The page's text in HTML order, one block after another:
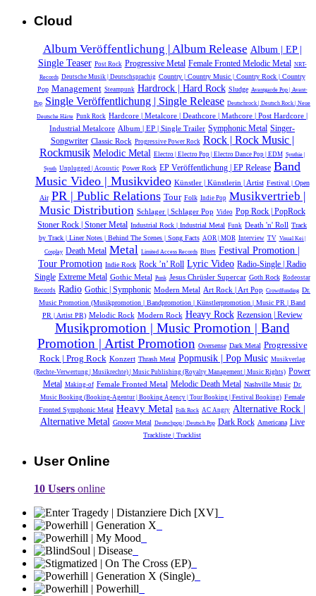
Cloud
Album Veröffentlichung | Album Release Album | EP |
Single Teaser Post Rock Progressive Metal Female Fronted Melodic Metal NRT-
Records Deutsche Musik |‎ Deutschsprachig Country | Country Music | Country Rock | Country
Pop Management Steampunk Hardrock | Hard Rock Sludge Avantgarde Pop | Avant-
Pop Single Veröffentlichung | Single Release Deutschrock | Deutsch Rock | Neue
Deutsche Härte Punk Rock Hardcore | Metalcore | Deathcore | Mathcore | Post Hardcore |
Industrial Metalcore Album | EP | Single Trailer Symphonic Metal Singer-
Songwriter Classic Rock Progressive Power Rock Rock | Rock Music |
Rockmusik Melodic Metal Electro | Electro Pop | Electro Dance Pop | EDM Synthie |
Synth Unplugged | Acoustic Power Rock EP Veröffentlichung | EP Release Band
Music Video | Musikvideo Künstler | Künstlerin | Artist Festival | Open
Air PR | Public Relations Tour Folk Indie Pop Musikvertrieb |
Music Distribution Schlager | Schlager Pop Video Pop Rock | PopRock
Stoner Rock | Stoner Metal Industrial Rock | Industrial Metal Funk Death 'n' Roll Track
by Track | Liner Notes | Behind The Scenes | Song Facts AOR | MOR Interview TV Visual Kei |
Cosplay Death Metal Metal Limited Access Records Blues Festival Promotion |
Tour Promotion Indie Rock Rock ’n’ Roll Lyric Video Radio-Single | Radio
Single Extreme Metal Gothic Metal Punk Jesus Chrüsler Supercar Goth Rock Rodeostar
Records Radio Gothic | Symphonic Modern Metal Art Rock | Art Pop Crowdfunding Dr.
Music Promotion (Musikpromotion | Bandpromotion | Künstlerpromotion | Music PR | Band
PR | Artist PR) Melodic Rock Modern Rock Heavy Rock Rezension | Review
Musikpromotion | Music Promotion | Band
Promotion | Artist Promotion Oversense Dark Metal Progressive
Rock | Prog Rock Konzert Thrash Metal Popmusik | Pop Music Musikverlag
(Rechte-Verwertung | Musikrechte) | Music Publishing (Royalty Management | Music Rights) Power
Metal Making-of Female Fronted Metal Melodic Death Metal Nashville Music Dr.
Music Booking (Booking-Agentur | Booking Agency | Tour Booking | Festival Booking) Female
Fronted Symphonic Metal Heavy Metal Folk Rock AC Angry Alternative Rock |
Alternative Metal Groove Metal Deutschpop | Deutsch Pop Dark Rock Americana Live
Trackliste | Tracklist
User Online
10 Users online